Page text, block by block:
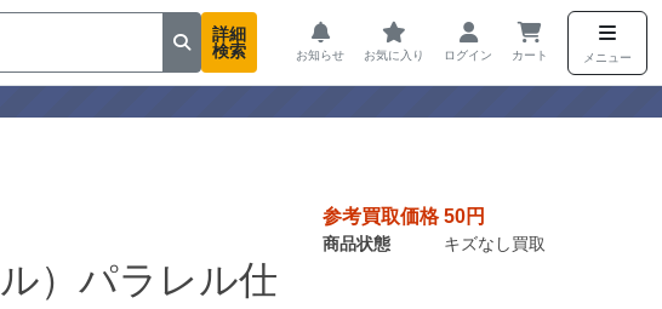
詳細
検索
お知らせ お気に入り ログイン カート メニュー
）パラレル仕
参考買取価格 50円
商品状態 キズなし買取